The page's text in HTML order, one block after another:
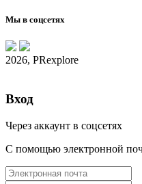
Мы в соцсетях
2026, PRexplore
Вход
Через аккаунт в соцсетях
С помощью электронной